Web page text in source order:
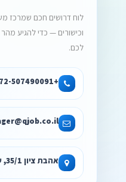
לוח דרושים חכם שמרכז
וכישורים — כדי להגיע
לכם.
+972-507490091
אהבת ציון 35/1, שדרות, ישראל